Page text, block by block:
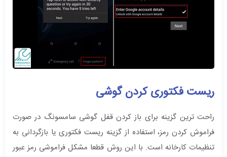
ریست فکتوری کردن گوشی
راحت ترین گزینه برای باز کردن قفل گوشی سامسونگ در صورت
فراموش کردن رمز، استفاده از گزینه ریست فکتوری یا بازگردانی به
تنظیمات کارخانه است. با این روش قطعا مشکل فراموشی رمز عبور